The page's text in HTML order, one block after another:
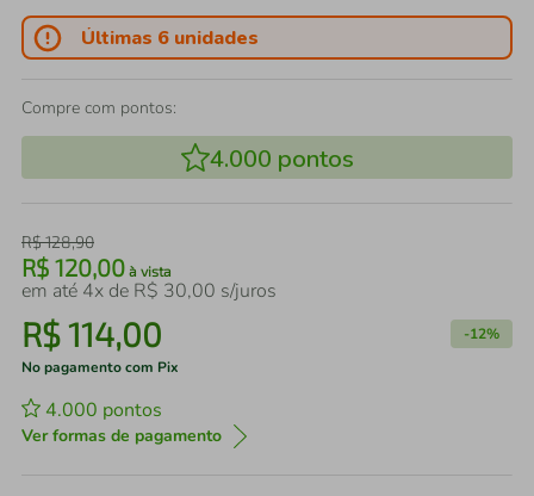
Últimas 6 unidades
Compre com pontos:
4.000 pontos
R$128,90
R$ 120,00 à vista
em até 4x de R$ 30,00 s/juros
R$114,00 -12%
No pagamento com Pix
4.000 pontos
Ver formas de pagamento